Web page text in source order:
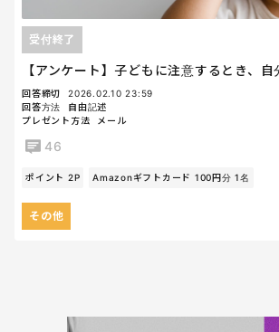
【アンケート】子どもに注意するとき、
受付終了
回答締切
2026.02.10 23:59
回答方法
自由記述
プレゼント方法
メール
46
ポイント 2P Amazonギフトカード 100円分 1名
その他